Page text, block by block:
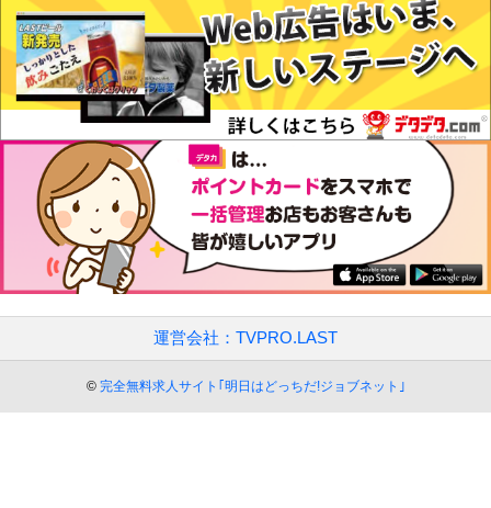
運営会社：TVPRO.LAST
© 完全無料求人サイト｢明日はどっちだ!ジョブネット｣